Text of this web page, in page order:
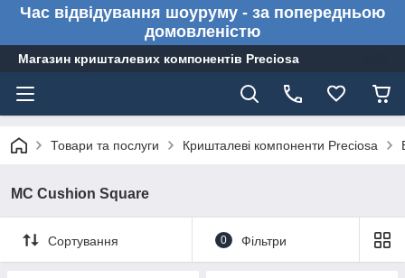
Час відвідування шоуруму - за попередньою
домовленістю
Магазин кришталевих компонентів Preciosa
Товари та послуги Кришталеві компоненти Preciosa
MC Cushion Square
Сортування 0 Фільтри